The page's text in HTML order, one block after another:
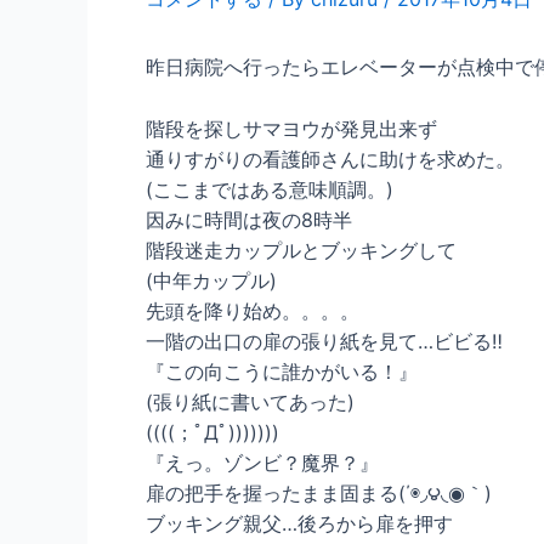
昨日病院へ行ったらエレベーターが点検中で
階段を探しサマヨウが発見出来ず
通りすがりの看護師さんに助けを求めた。
(ここまではある意味順調。)
因みに時間は夜の8時半
階段迷走カップルとブッキングして
(中年カップル)
先頭を降り始め。。。。
一階の出口の扉の張り紙を見て…ビビる‼︎
『この向こうに誰かがいる！』
(張り紙に書いてあった)
((((；ﾟДﾟ)))))))
『えっ。ゾンビ？魔界？』
扉の把手を握ったまま固まる(΄◉◞౪◟◉｀)
ブッキング親父…後ろから扉を押す